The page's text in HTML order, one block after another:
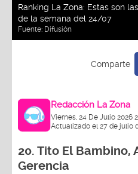
Ranking La Zona: Estas son
de la semana del 24/07
Fuente: Difusión
Redacción La Zona
Viernes, 24 De Julio 2026
Actualizado el 27 de julio
20. Tito El Bambino,
Gerencia